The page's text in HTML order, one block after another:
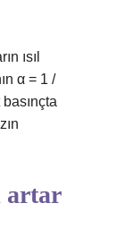
ısıl
α = 1 /
artar